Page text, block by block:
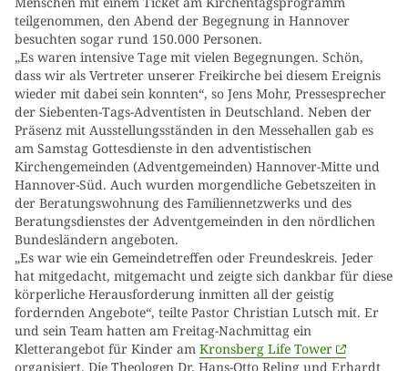
teilgenommen, den Abend der Begegnung in Hannover
besuchten sogar rund 150.000 Personen.
„Es waren intensive Tage mit vielen Begegnungen. Schön,
dass wir als Vertreter unserer Freikirche bei diesem Ereignis
wieder mit dabei sein konnten“, so Jens Mohr, Pressesprecher
der Siebenten-Tags-Adventisten in Deutschland. Neben der
Präsenz mit Ausstellungsständen in den Messehallen gab es
am Samstag Gottesdienste in den adventistischen
Kirchengemeinden (Adventgemeinden) Hannover-Mitte und
Hannover-Süd. Auch wurden morgendliche Gebetszeiten in
der Beratungswohnung des Familiennetzwerks und des
Beratungsdienstes der Adventgemeinden in den nördlichen
Bundesländern angeboten.
„Es war wie ein Gemeindetreffen oder Freundeskreis. Jeder
hat mitgedacht, mitgemacht und zeigte sich dankbar für diese
körperliche Herausforderung inmitten all der geistig
fordernden Angebote“, teilte Pastor Christian Lutsch mit. Er
und sein Team hatten am Freitag-Nachmittag ein
Kletterangebot für Kinder am Kronsberg Life Tower
organisiert. Die Theologen Dr. Hans-Otto Reling und Erhardt